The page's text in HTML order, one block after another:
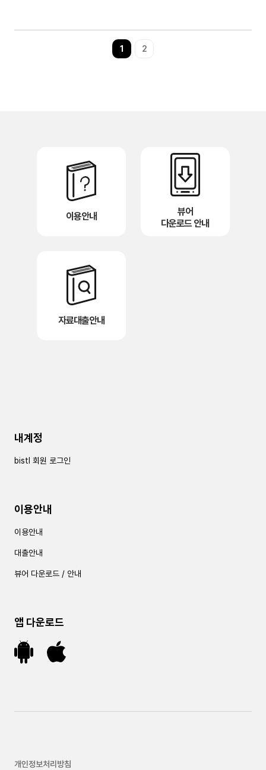
1 2
이용안내
뷰어
다운로드 안내
자료대출안내
내계정
bistl 회원 로그인
이용안내
이용안내
대출안내
뷰어 다운로드 / 안내
앱 다운로드
개인정보처리방침